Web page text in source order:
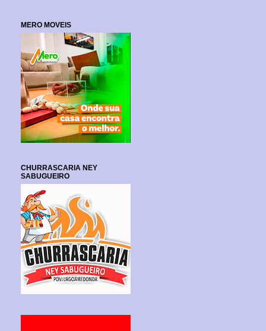
MERO MOVEIS
CHURRASCARIA NEY
SABUGUEIRO